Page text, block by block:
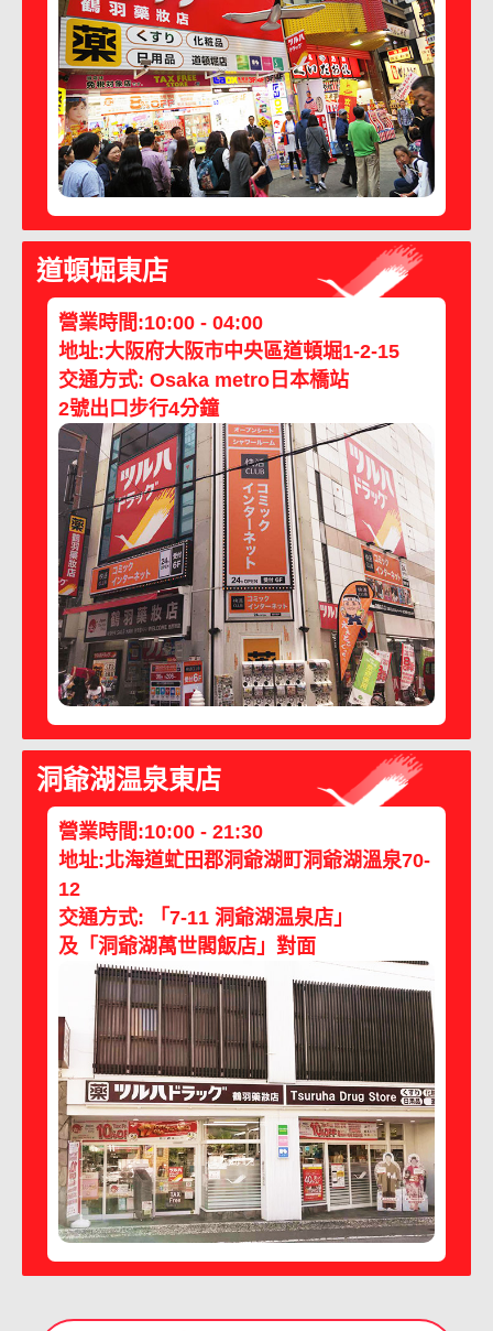
)
道頓堀東店
營業時間:10:00 - 04:00
地址:大阪府大阪市中央區道頓堀1-2-15
交通方式: Osaka metro日本橋站
2號出口步行4分鐘
洞爺湖温泉東店
營業時間:10:00 - 21:30
地址:北海道虻田郡洞爺湖町洞爺湖溫泉70-
12
交通方式: 「7-11 洞爺湖温泉店」
及「洞爺湖萬世閣飯店」對面